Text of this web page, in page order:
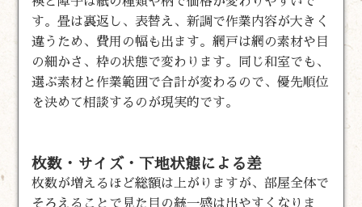
す。畳は裏返し、表替え、新調で作業内容が大きく
違うため、費用の幅も出ます。網戸は網の素材や目
の細かさ、枠の状態で変わります。同じ和室でも、
選ぶ素材と作業範囲で合計が変わるので、優先順位
を決めて相談するのが現実的です。
枚数・サイズ・下地状態による差
枚数が増えるほど総額は上がりますが、部屋全体で
そろえることで見た目の統一感は出やすくなりま